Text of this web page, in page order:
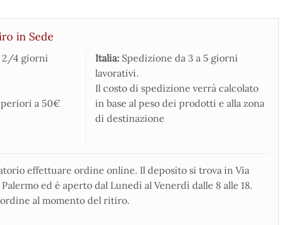
in Sede
2/4 giorni
a 50€
Italia: Spedizione da 3 a 5 giorni
lavorativi.
Il costo di spedizione verrà calcolato
in base al peso dei prodotti e alla zona
di destinazione
effettuare ordine online. Il deposito si trova in Via
ed è aperto dal Lunedì al Venerdì dalle 8 alle 18.
al momento del ritiro.